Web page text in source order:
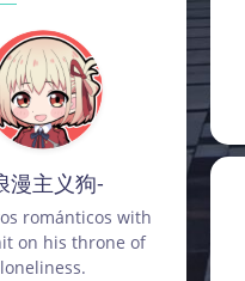
漫主义狗-
románticos with
on his throne of
loneliness.